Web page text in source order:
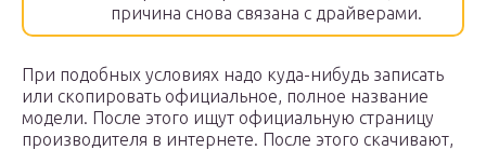
причина снова связана с драйверами.
При подобных условиях надо куда-нибудь записать
или скопировать официальное, полное название
модели. После этого ищут официальную страницу
производителя в интернете. После этого скачивают,